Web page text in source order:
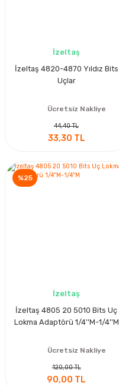
İzeltaş
İzeltaş 4820-4870 Yıldız Bits
Uçlar
Ücretsiz Nakliye
44,40 TL
33,30 TL
%25
İzeltaş
İzeltaş 4805 20 5010 Bits Uç
Lokma Adaptörü 1/4''M-1/4''M
Ücretsiz Nakliye
120,00 TL
90,00 TL